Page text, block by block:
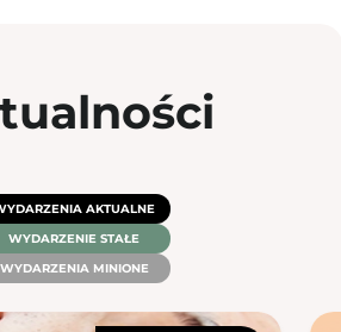
AKTUALNE
WYDARZENIE STAŁE
WYDARZENIA MINIONE